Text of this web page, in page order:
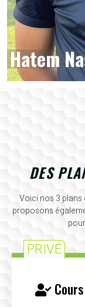
Hatem
DES
Voici nos 3
proposons
PRIVÉ